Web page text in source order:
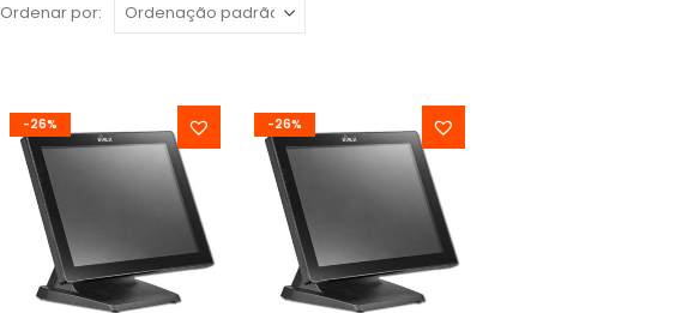
Ordenar por:
-26% -26%